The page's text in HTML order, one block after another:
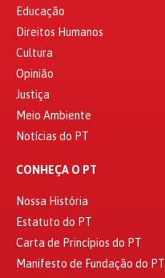
Educação
Direitos Humanos
Cultura
Opinião
Justiça
Meio Ambiente
Notícias do PT
CONHEÇA O PT
Nossa História
Estatuto do PT
Carta de Princípios do PT
Manifesto de Fundação do PT